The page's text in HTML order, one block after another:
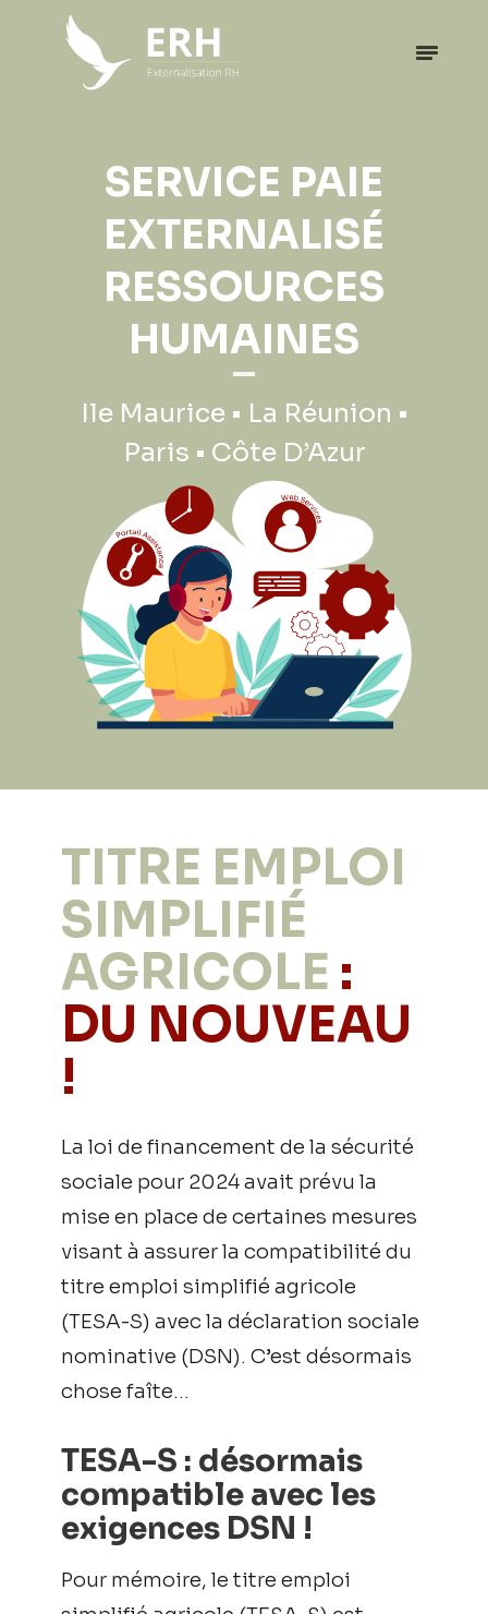
SERVICE PAIE
EXTERNALISÉ
RESSOURCES
HUMAINES
Ile Maurice • La Réunion •
Paris • Côte D’Azur
EXPATRIATION
PROFESSIONNELLE
Ile Maurice • La Réunion •
Paris • Côte D’Azur
TITRE EMPLOI
SIMPLIFIÉ
AGRICOLE :
DU NOUVEAU
!
La loi de financement de la sécurité
sociale pour 2024 avait prévu la
mise en place de certaines mesures
visant à assurer la compatibilité du
titre emploi simplifié agricole
(TESA-S) avec la déclaration sociale
nominative (DSN). C’est désormais
chose faîte…
TESA-S : désormais
compatible avec les
exigences DSN !
Pour mémoire, le titre emploi